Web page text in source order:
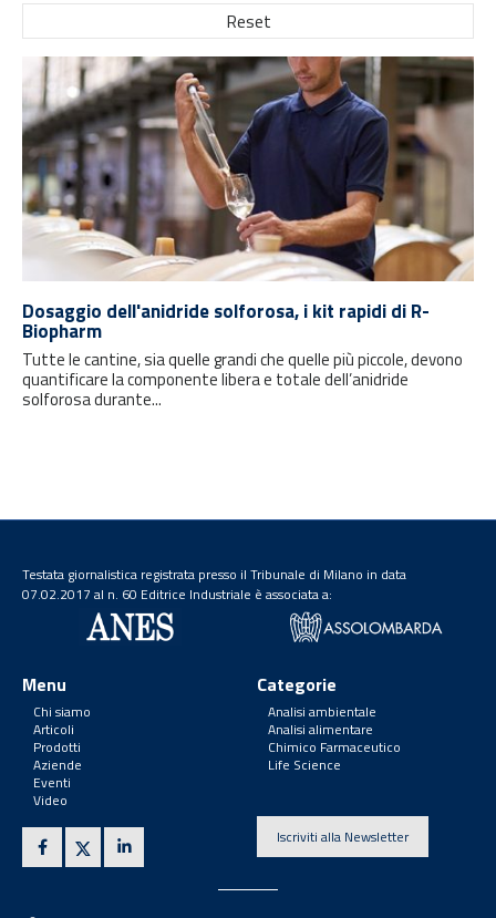
Reset
Dosaggio dell'anidride solforosa, i kit rapidi di R-
Biopharm
Tutte le cantine, sia quelle grandi che quelle più piccole, devono
quantificare la componente libera e totale dell’anidride
solforosa durante...
Testata giornalistica registrata presso il Tribunale di Milano in data
07.02.2017 al n. 60 Editrice Industriale è associata a:
Menu
Chi siamo
Articoli
Prodotti
Aziende
Eventi
Video
Categorie
Analisi ambientale
Analisi alimentare
Chimico Farmaceutico
Life Science
Iscriviti alla Newsletter